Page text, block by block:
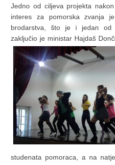
Jedno od ciljeva projekta
interes za pomorska zvanja
brodarstva, što je i jedan od
zaključio je ministar Hajdaš
studenata pomoraca, a na